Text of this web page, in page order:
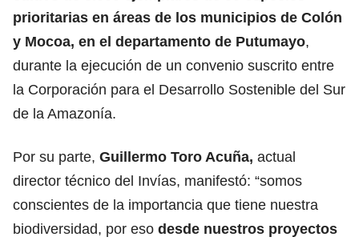
prioritarias en áreas de los municipios de Colón
y Mocoa, en el departamento de Putumayo,
durante la ejecución de un convenio suscrito entre
la Corporación para el Desarrollo Sostenible del Sur
de la Amazonía.
Por su parte, Guillermo Toro Acuña, actual
director técnico del Invías, manifestó: “somos
conscientes de la importancia que tiene nuestra
biodiversidad, por eso desde nuestros proyectos